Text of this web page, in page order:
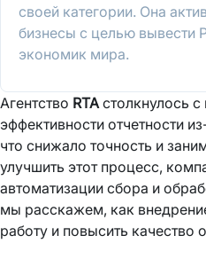
Агентство RTAстолкнулось
эффективности отчетности
что снижало точность и
улучшить этот процесс,
автоматизации сбора и
мы расскажем, как
работу и повысить качество
своей категории. Она
бизнесы с целью вывести
экономик мира.